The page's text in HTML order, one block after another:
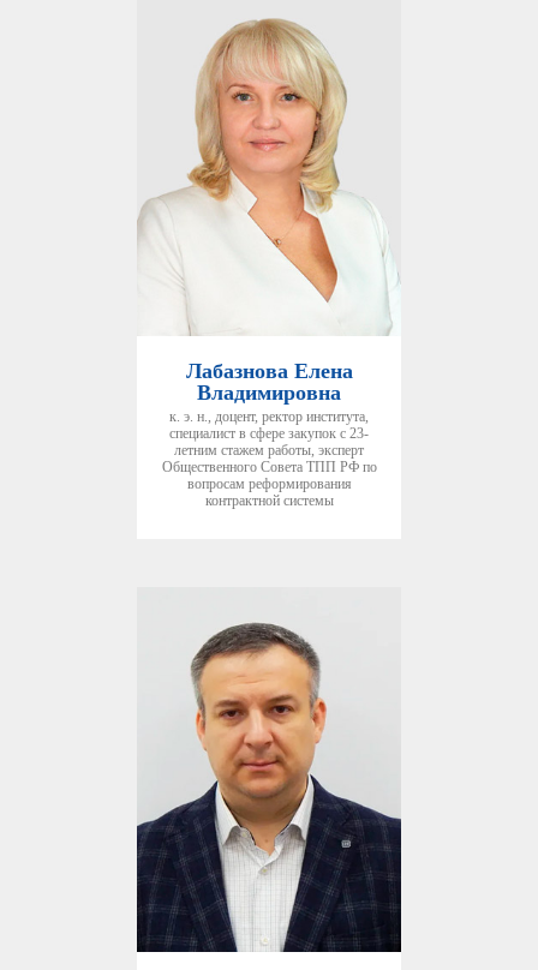
Лабазнова Елена
Владимировна
к. э. н., доцент, ректор института,
специалист в сфере закупок с 23-
летним стажем работы, эксперт
Общественного Совета ТПП РФ по
вопросам реформирования
контрактной системы